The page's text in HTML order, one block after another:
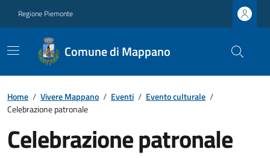
Regione Piemonte
Comune di Mappano
Home / Vivere Mappano / Eventi / Evento culturale /
Celebrazione patronale
Celebrazione patronale